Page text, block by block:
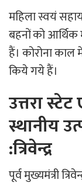
महिला स्वयं
बहनों को आर्थिक
हैं। कोरोना काल
किये गये हैं।
उत्तरा
स्थानीय
:त्रिवेन्द्र
पूर्व मुख्यमंत्री